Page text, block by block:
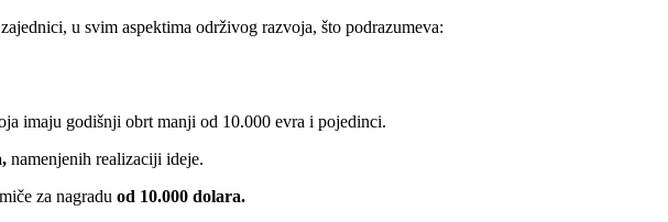
u svim aspektima održivog razvoja, što podrazumeva:
imaju godišnji obrt manji od 10.000 evra i pojedinci.
namenjenih realizaciji ideje.
za nagradu od 10.000 dolara.